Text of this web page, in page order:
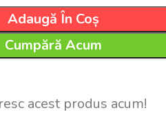
Adaugă În Coș
Cumpără Acum
acest produs acum!